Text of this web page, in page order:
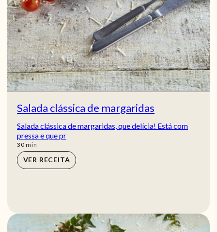
Salada clássica de margaridas
Salada clássica de margaridas, que delícia! Está com
pressa e que pr
30min
min
VER RECEITA